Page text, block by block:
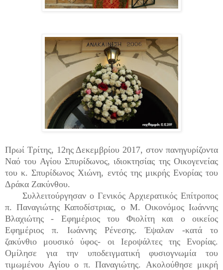
Πρωί Τρίτης, 12ης Δεκεμβρίου 2017, στον πανηγυρίζοντα
Ναό του Αγίου Σπυρίδωνος, ιδιοκτησίας της Οικογενείας
του κ. Σπυρίδωνος Χιώνη, εντός της μικρής Ενορίας του
Δράκα Ζακύνθου.
Συλλειτούργησαν ο Γενικός Αρχιερατικός Επίτροπος
π. Παναγιώτης Καποδίστριας, ο Μ. Οικονόμος Ιωάννης
Βλαχιώτης - Εφημέριος του Φιολίτη και ο οικείος
Εφημέριος π. Ιωάννης Ρένεσης. Έψαλαν -κατά το
ζακύνθιο μουσικό ύφος- οι Ιεροψάλτες της Ενορίας.
Ομίλησε για την υποδειγματική φυσιογνωμία του
τιμωμένου Αγίου ο π. Παναγιώτης. Ακολούθησε μικρή